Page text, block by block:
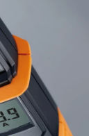
e CC é de ±
nos
Além disso, os
requisitos de
um teste de
a uma fonte
visualização